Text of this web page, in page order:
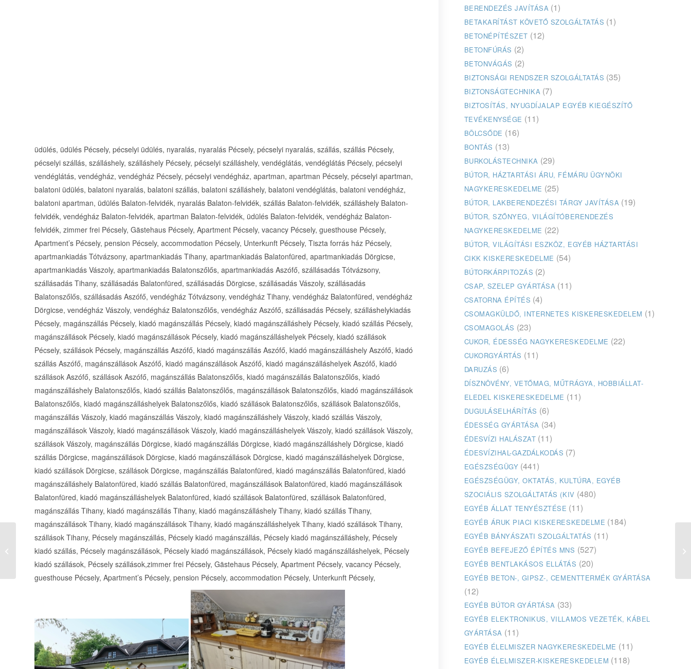
üdülés, üdülés Pécsely, pécselyi üdülés, nyaralás, nyaralás Pécsely, pécselyi nyaralás, szállás, szállás Pécsely,
pécselyi szállás, szálláshely, szálláshely Pécsely, pécselyi szálláshely, vendéglátás, vendéglátás Pécsely, pécselyi
vendéglátás, vendégház, vendégház Pécsely, pécselyi vendégház, apartman, apartman Pécsely, pécselyi apartman,
balatoni üdülés, balatoni nyaralás, balatoni szállás, balatoni szálláshely, balatoni vendéglátás, balatoni vendégház,
balatoni apartman, üdülés Balaton-felvidék, nyaralás Balaton-felvidék, szállás Balaton-felvidék, szálláshely Balaton-
felvidék, vendégház Balaton-felvidék, apartman Balaton-felvidék, üdülés Balaton-felvidék, vendégház Balaton-
felvidék, zimmer frei Pécsely, Gästehaus Pécsely, Apartment Pécsely, vacancy Pécsely, guesthouse Pécsely,
Apartment’s Pécsely, pension Pécsely, accommodation Pécsely, Unterkunft Pécsely, Tiszta forrás ház Pécsely,
apartmankiadás Tótvázsony, apartmankiadás Tihany, apartmankiadás Balatonfüred, apartmankiadás Dörgicse,
apartmankiadás Vászoly, apartmankiadás Balatonszőlős, apartmankiadás Aszófő, szállásadás Tótvázsony,
szállásadás Tihany, szállásadás Balatonfüred, szállásadás Dörgicse, szállásadás Vászoly, szállásadás
Balatonszőlős, szállásadás Aszófő, vendégház Tótvázsony, vendégház Tihany, vendégház Balatonfüred, vendégház
Dörgicse, vendégház Vászoly, vendégház Balatonszőlős, vendégház Aszófő, szállásadás Pécsely, szálláshelykiadás
Pécsely, magánszállás Pécsely, kiadó magánszállás Pécsely, kiadó magánszálláshely Pécsely, kiadó szállás Pécsely,
magánszállások Pécsely, kiadó magánszállások Pécsely, kiadó magánszálláshelyek Pécsely, kiadó szállások
Pécsely, szállások Pécsely, magánszállás Aszófő, kiadó magánszállás Aszófő, kiadó magánszálláshely Aszófő, kiadó
szállás Aszófő, magánszállások Aszófő, kiadó magánszállások Aszófő, kiadó magánszálláshelyek Aszófő, kiadó
szállások Aszófő, szállások Aszófő, magánszállás Balatonszőlős, kiadó magánszállás Balatonszőlős, kiadó
magánszálláshely Balatonszőlős, kiadó szállás Balatonszőlős, magánszállások Balatonszőlős, kiadó magánszállások
Balatonszőlős, kiadó magánszálláshelyek Balatonszőlős, kiadó szállások Balatonszőlős, szállások Balatonszőlős,
magánszállás Vászoly, kiadó magánszállás Vászoly, kiadó magánszálláshely Vászoly, kiadó szállás Vászoly,
magánszállások Vászoly, kiadó magánszállások Vászoly, kiadó magánszálláshelyek Vászoly, kiadó szállások Vászoly,
szállások Vászoly, magánszállás Dörgicse, kiadó magánszállás Dörgicse, kiadó magánszálláshely Dörgicse, kiadó
szállás Dörgicse, magánszállások Dörgicse, kiadó magánszállások Dörgicse, kiadó magánszálláshelyek Dörgicse,
kiadó szállások Dörgicse, szállások Dörgicse, magánszállás Balatonfüred, kiadó magánszállás Balatonfüred, kiadó
magánszálláshely Balatonfüred, kiadó szállás Balatonfüred, magánszállások Balatonfüred, kiadó magánszállások
Balatonfüred, kiadó magánszálláshelyek Balatonfüred, kiadó szállások Balatonfüred, szállások Balatonfüred,
magánszállás Tihany, kiadó magánszállás Tihany, kiadó magánszálláshely Tihany, kiadó szállás Tihany,
magánszállások Tihany, kiadó magánszállások Tihany, kiadó magánszálláshelyek Tihany, kiadó szállások Tihany,
szállások Tihany, Pécsely magánszállás, Pécsely kiadó magánszállás, Pécsely kiadó magánszálláshely, Pécsely
kiadó szállás, Pécsely magánszállások, Pécsely kiadó magánszállások, Pécsely kiadó magánszálláshelyek, Pécsely
kiadó szállások, Pécsely szállások,zimmer frei Pécsely, Gästehaus Pécsely, Apartment Pécsely, vacancy Pécsely,
guesthouse Pécsely, Apartment’s Pécsely, pension Pécsely, accommodation Pécsely, Unterkunft Pécsely,
BERENDEZÉS JAVÍTÁSA (1)
BETAKARÍTÁST KÖVETŐ SZOLGÁLTATÁS (1)
BETONÉPÍTÉSZET (12)
BETONFÚRÁS (2)
BETONVÁGÁS (2)
BIZTONSÁGI RENDSZER SZOLGÁLTATÁS (35)
BIZTONSÁGTECHNIKA (7)
BIZTOSÍTÁS, NYUGDÍJALAP EGYÉB KIEGÉSZÍTŐ
TEVÉKENYSÉGE (11)
BÖLCSŐDE (16)
BONTÁS (13)
BURKOLÁSTECHNIKA (29)
BÚTOR, HÁZTARTÁSI ÁRU, FÉMÁRU ÜGYNÖKI
NAGYKERESKEDELME (25)
BÚTOR, LAKBERENDEZÉSI TÁRGY JAVÍTÁSA (19)
BÚTOR, SZŐNYEG, VILÁGÍTÓBERENDEZÉS
NAGYKERESKEDELME (22)
BÚTOR, VILÁGÍTÁSI ESZKÖZ, EGYÉB HÁZTARTÁSI
CIKK KISKERESKEDELME (54)
BÚTORKÁRPITOZÁS (2)
CSAP, SZELEP GYÁRTÁSA (11)
CSATORNA ÉPÍTÉS (4)
CSOMAGKÜLDŐ, INTERNETES KISKERESKEDELEM (1)
CSOMAGOLÁS (23)
CUKOR, ÉDESSÉG NAGYKERESKEDELME (22)
CUKORGYÁRTÁS (11)
DARUZÁS (6)
DÍSZNÖVÉNY, VETŐMAG, MŰTRÁGYA, HOBBIÁLLAT-
ELEDEL KISKERESKEDELME (11)
DUGULÁSELHÁRÍTÁS (6)
ÉDESSÉG GYÁRTÁSA (34)
ÉDESVÍZI HALÁSZAT (11)
ÉDESVÍZIHAL-GAZDÁLKODÁS (7)
EGÉSZSÉGÜGY (441)
EGÉSZSÉGÜGY, OKTATÁS, KULTÚRA, EGYÉB
SZOCIÁLIS SZOLGÁLTATÁS (KIV (480)
EGYÉB ÁLLAT TENYÉSZTÉSE (11)
EGYÉB ÁRUK PIACI KISKERESKEDELME (184)
EGYÉB BÁNYÁSZATI SZOLGÁLTATÁS (11)
EGYÉB BEFEJEZŐ ÉPÍTÉS MNS (527)
EGYÉB BENTLAKÁSOS ELLÁTÁS (20)
EGYÉB BETON-, GIPSZ-, CEMENTTERMÉK GYÁRTÁSA
(12)
EGYÉB BÚTOR GYÁRTÁSA (33)
EGYÉB ELEKTRONIKUS, VILLAMOS VEZETÉK, KÁBEL
GYÁRTÁSA (11)
EGYÉB ÉLELMISZER NAGYKERESKEDELME (11)
EGYÉB ÉLELMISZER-KISKERESKEDELEM (118)
Kati Motel, Étterem és Munkásszálló
Csákánydoroszló